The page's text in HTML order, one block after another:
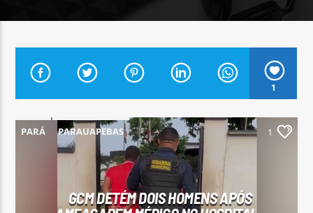
CURRENT TRACK
ARARA AZUL FM 96,9
1
PARÁ PARAUAPEBAS 1
GCM DETÉM DOIS HOMENS APÓS